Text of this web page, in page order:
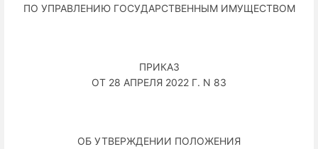
ПО УПРАВЛЕНИЮ ГОСУДАРСТВЕННЫМ ИМУЩЕСТВОМ
ПРИКАЗ
ОТ 28 АПРЕЛЯ 2022 Г. N 83
ОБ УТВЕРЖДЕНИИ ПОЛОЖЕНИЯ